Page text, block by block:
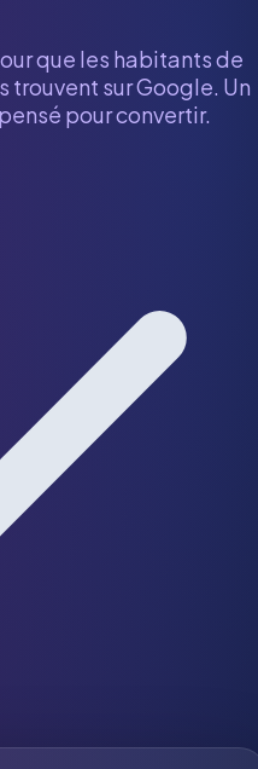
que les habitants de
trouvent sur Google. Un
pour convertir.